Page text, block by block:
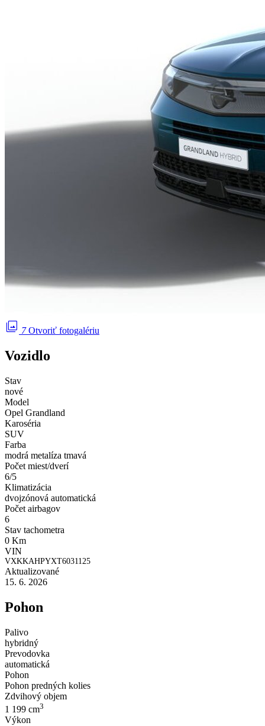
photo_library 7 Otvoriť fotogalériu
Vozidlo
Stav
nové
Model
Opel Grandland
Karoséria
SUV
Farba
modrá metalíza tmavá
Počet miest/dverí
6/5
Klimatizácia
dvojzónová automatická
Počet airbagov
6
Stav tachometra
0 Km
VIN
VXKKAHPYXT6031125
Aktualizované
15. 6. 2026
Pohon
Palivo
hybridný
Prevodovka
automatická
Pohon
Pohon predných kolies
Zdvihový objem
1 199 cm3
Výkon